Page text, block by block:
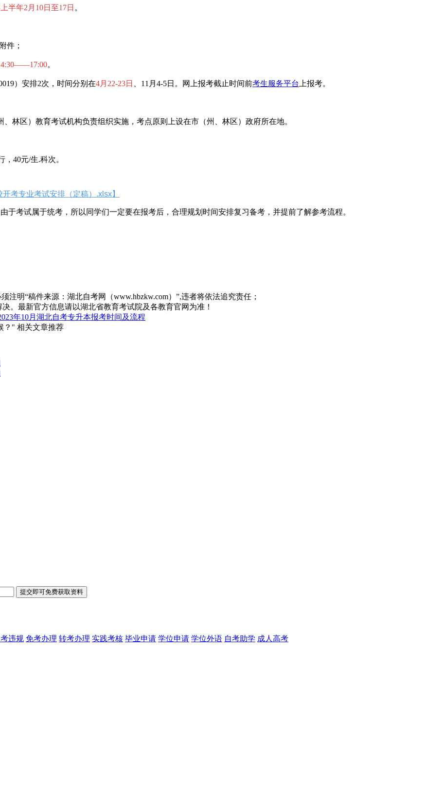
半年2月10日至17日 。
件；
0。
）安排2次，时间分别在4月22-23日 、11月4-5日。网上报考截止时间前考生服务平台 上报考。
林区）教育考试机构负责组织实施，考点原则上设在市（州、林区）政府所在地。
40元/生.科次。
考专业考试安排（定稿）.xlsx】
于考试属于统考，所以同学们一定要在报考后，合理规划时间安排复习备考，并提前了解参考流程。
注明“稿件来源：湖北自考网（www.hbzkw.com）”,违者将依法追究责任；
。最新官方信息请以湖北省教育考试院及各教育官网为准！
年10月湖北自考专升本报考时间及流程
？" 相关文章推荐
违规 免考办理 转考办理 实践考核 毕业申请 学位申请 学位外语 自考助学 成人高考